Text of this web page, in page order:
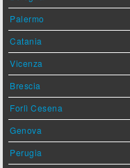
Palermo
Catania
Vicenza
Brescia
Forlì Cesena
Genova
Perugia